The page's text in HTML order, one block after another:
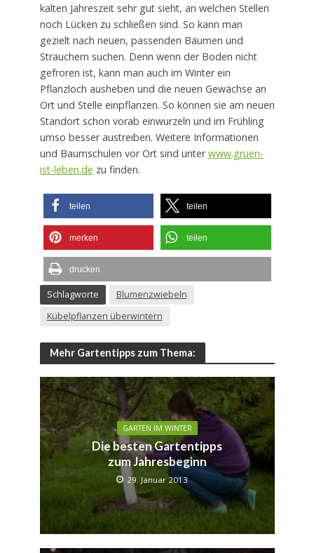
kalten Jahreszeit sehr gut sieht, an welchen Stellen
noch Lücken zu schließen sind. So kann man
gezielt nach neuen, passenden Bäumen und
Sträuchern suchen. Denn wenn der Boden nicht
gefroren ist, kann man auch im Winter ein
Pflanzloch ausheben und die neuen Gewächse an
Ort und Stelle einpflanzen. So können sie am neuen
Standort schon vorab einwurzeln und im Frühling
umso besser austreiben. Weitere Informationen
und Baumschulen vor Ort sind unterwww.gruen-
ist-leben.de zu finden.
teilen teilen
merken teilen
drucken
Schlagworte
Blumenzwiebeln
Kübelpflanzen überwintern
Mehr Gartentipps zum Thema:
GARTEN IM WINTER
Die besten Gartentipps
zum Jahresbeginn
29. Januar 2013